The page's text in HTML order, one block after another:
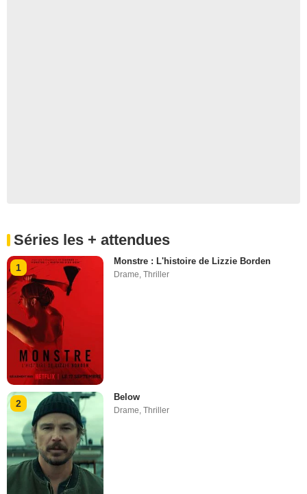
Séries les + attendues
1
Monstre : L'histoire de Lizzie Borden
Drame,Thriller
2
Below
Drame,Thriller